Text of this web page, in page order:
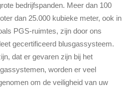
bedrijfspanden. Meer dan 100
dan 25.000 kubieke meter, ook in
PGS-ruimtes, zijn door ons
gecertificeerd blusgassysteem.
dat er gevaren zijn bij het
worden er veel
om de veiligheid van uw